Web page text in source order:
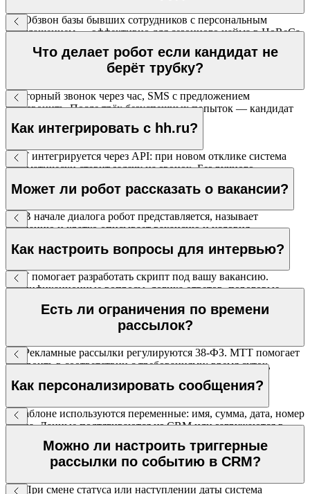
Да. Обзвон базы бывших сотрудников с персональным
приглашением — эффективно для сезонного найма в HoReCa,
ритейле и логистике.
Что делает робот если кандидат не
берёт трубку?
Повторный звонок через час, SMS с предложением
перезвонить. После трёх безуспешных попыток — кандидат
помечается как недостижимый.
Как интегрировать с hh.ru?
МТТ интегрируется через API: при новом отклике система
автоматически ставит задачу на звонок. Без ручного
Может ли робот рассказать о вакансии?
Да. В начале диалога робот представляется, называет
компанию и кратко описывает вакансию и условия.
Как настроить вопросы для интервью?
МТТ помогает разработать скрипт под вашу вакансию.
Квалификационные вопросы, логика ответов, пороговые
Есть ли ограничения по времени
рассылок?
Да. Рекламные рассылки регулируются 38-ФЗ. МТТ помогает
настроить в соответствии с требованиями: время суток,
согласие пользователей, возможность отписки.
Как персонализировать сообщения?
В шаблоне используются переменные: имя, сумма, дата, номер
заказа. Данные подтягиваются из CRM или загружаются в
Можно ли настроить триггерные
рассылки по событию в CRM?
Да. При смене статуса или наступлении даты система